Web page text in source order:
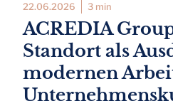
22.06.2026 3 min
ACREDIA
Standort als
modernen